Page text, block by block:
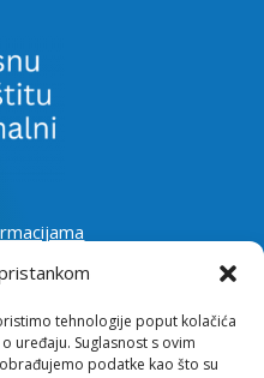
tehnologije poput kolačića
uređaju. Suglasnost s ovim
podatke kao što su
mrežnog sjedišta